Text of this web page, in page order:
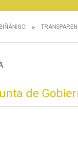
de